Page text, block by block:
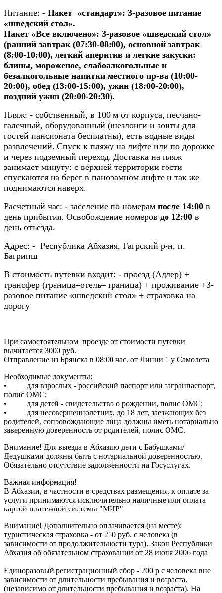
Питание: - Пакет «стандарт»: 3-разовое питание
«шведский стол».
Пакет «Все включено»: 3-разовое «шведский стол»
(ранний завтрак (07:30-08:00), основной завтрак
(8:00-10:00), легкий аперитив и легкие закуски:
блины, мороженое, слабоалкогольные и
безалкогольные напитки местного пр-ва (10:00-
20:00), обед (13:00-15:00), ужин (18:00-20:00),
поздний ужин (20:00-20:30).
Пляж: - собственный, в 100 м от корпуса, песчано-
галечный, оборудованный (шезлонги и зонты для
гостей пансионата бесплатны), есть водные виды
развлечений. Спуск к пляжу на лифте или по дорожке
и через подземный переход. Доставка на пляж
занимает минуту: с верхней территории гости
спускаются на берег в панорамном лифте и так же
поднимаются наверх.
Расчетный час: - заселение по номерам после 14:00 в
день прибытия. Освобождение номеров до 12:00 в
день отъезда.
Адрес: - Республика Абхазия, Гагрский р-н, п.
Багрипш
В стоимость путевки входит: - проезд (Адлер) +
трансфер (граница–отель– граница) + проживание +3-
разовое питание «шведский стол» + страховка на
дорогу
При самостоятельном проезде от стоимости путевки
вычитается 3000 руб.
Отправление из Брянска в 08:00 час. от Линии 1 у Самолета
Необходимые документы:
• для взрослых - российский паспорт или загранпаспорт,
полис ОМС;
• для детей - свидетельство о рождении, полис ОМС;
• для несовершеннолетних, до 18 лет, заезжающих без
родителей, сопровождающие лица должны иметь нотариально
заверенную доверенность от родителей, полис ОМС.
Внимание! Для выезда в Абхазию дети с Бабушками/
Дедушками должны быть с нотариальной доверенностью.
Обязательно отсутствие задолженности на Госуслугах.
Важная информация!
В Абхазии, в частности в средствах размещения, к оплате за
услуги принимаются исключительно наличные или оплата
картой платежной системы "МИР"
Внимание! Дополнительно оплачивается (на месте):
туристическая страховка - от 250 руб. с человека (в
зависимости от продолжительности тура). Закон Республики
Абхазия об обязательном страховании от 28 июня 2006 года
Единоразовый регистрационный сбор - 200 р с человека вне
зависимости от длительности пребывания и возраста.
(независимо от длительности пребывания и возраста). На